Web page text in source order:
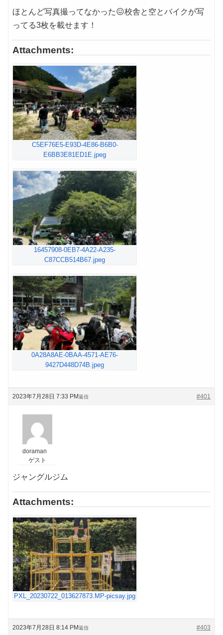
ほとんど写真撮ってなかった😖校舎と空とバイクが写
ってる3枚を載せます！
Attachments:
C5EF76E5-E93D-4E86-B6B0-
E6BB3E81ED1E.jpeg
16457908-0EB7-4A22-A235-
C87CCB514B67.jpeg
0A28A8AE-0BAA-4571-AE76-
9427D448D74B.jpeg
2023年7月28日 7:33 PM #401
返信
doraman
ゲスト
ジャングルジム
Attachments:
PXL_20230722_013627873.MP-picsay.jpg
2023年7月28日 8:14 PM #403
返信